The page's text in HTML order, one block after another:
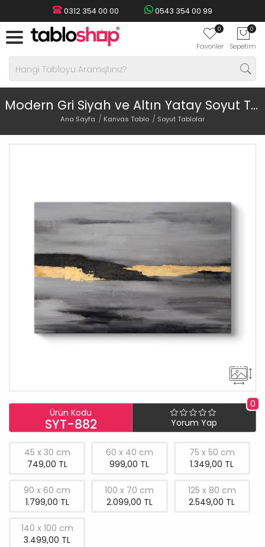
0312 354 00 00 0543 354 00 99
0
Favoriler
0
Sepetim
Modern Gri Siyah ve Altın Yatay Soyut Tablo
Ana Sayfa Kanvas Tablo Soyut Tablolar
Ürün Kodu
SYT-882
0
Yorum Yap
45 x 30 cm
749,00 TL
60 x 40 cm
999,00 TL
75 x 50 cm
1.349,00 TL
90 x 60 cm
1.799,00 TL
100 x 70 cm
2.099,00 TL
125 x 80 cm
2.549,00 TL
140 x 100 cm
3.499,00 TL